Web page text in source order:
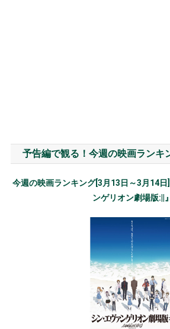
予告編で観る！今週の映画ランキ
今週の映画ランキング[3月13日～3月14
ンゲリオン劇場版:||』